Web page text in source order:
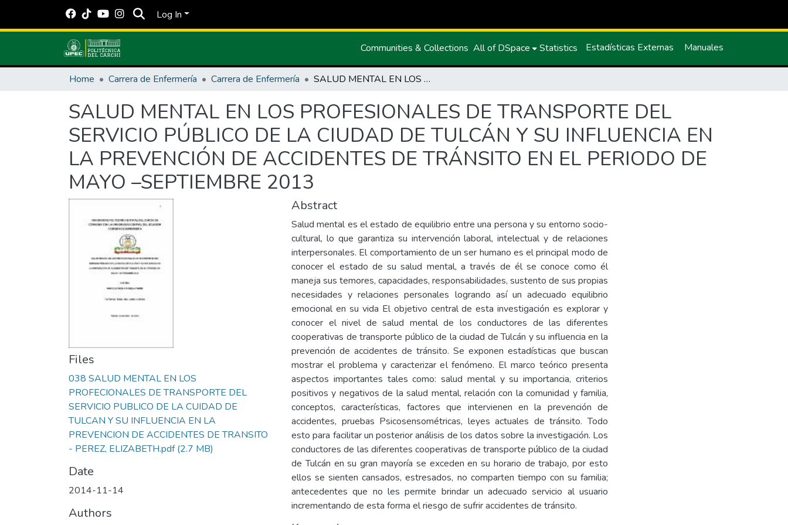
Log In
Communities & Collections All of DSpace Statistics Estadísticas Externas Manuales
Home Carrera de Enfermería Carrera de Enfermería SALUD MENTAL EN LOS PROFESIONALES DE TRANSPORTE DEL SERVICIO PÚBLICO DE LA CIUDAD DE TULCÁN Y SU INFLUENCIA EN LA PREVENCIÓN DE ACCIDENTES DE TRÁNSITO EN EL PERIODO DE MAYO –SEPTIEMBRE 2013
SALUD MENTAL EN LOS PROFESIONALES DE TRANSPORTE DEL
SERVICIO PÚBLICO DE LA CIUDAD DE TULCÁN Y SU INFLUENCIA EN
LA PREVENCIÓN DE ACCIDENTES DE TRÁNSITO EN EL PERIODO DE
MAYO –SEPTIEMBRE 2013
Files
038 SALUD MENTAL EN LOS
PROFECIONALES DE TRANSPORTE DEL
SERVICIO PUBLICO DE LA CUIDAD DE
TULCAN Y SU INFLUENCIA EN LA
PREVENCION DE ACCIDENTES DE TRANSITO
- PEREZ, ELIZABETH.pdf(2.7 MB)
Date
2014-11-14
Authors
Abstract
Salud mental es el estado de equilibrio entre una persona y su entorno socio-
cultural, lo que garantiza su intervención laboral, intelectual y de relaciones
interpersonales. El comportamiento de un ser humano es el principal modo de
conocer el estado de su salud mental, a través de él se conoce como él
maneja sus temores, capacidades, responsabilidades, sustento de sus propias
necesidades y relaciones personales logrando así un adecuado equilibrio
emocional en su vida El objetivo central de esta investigación es explorar y
conocer el nivel de salud mental de los conductores de las diferentes
cooperativas de transporte público de la ciudad de Tulcán y su influencia en la
prevención de accidentes de tránsito. Se exponen estadísticas que buscan
mostrar el problema y caracterizar el fenómeno. El marco teórico presenta
aspectos importantes tales como: salud mental y su importancia, criterios
positivos y negativos de la salud mental, relación con la comunidad y familia,
conceptos, características, factores que intervienen en la prevención de
accidentes, pruebas Psicosensométricas, leyes actuales de tránsito. Todo
esto para facilitar un posterior análisis de los datos sobre la investigación. Los
conductores de las diferentes cooperativas de transporte público de la ciudad
de Tulcán en su gran mayoría se exceden en su horario de trabajo, por esto
ellos se sienten cansados, estresados, no comparten tiempo con su familia;
antecedentes que no les permite brindar un adecuado servicio al usuario
incrementando de esta forma el riesgo de sufrir accidentes de tránsito.